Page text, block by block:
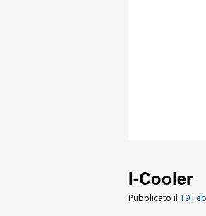
I-Cooler
Pubblicato il 19